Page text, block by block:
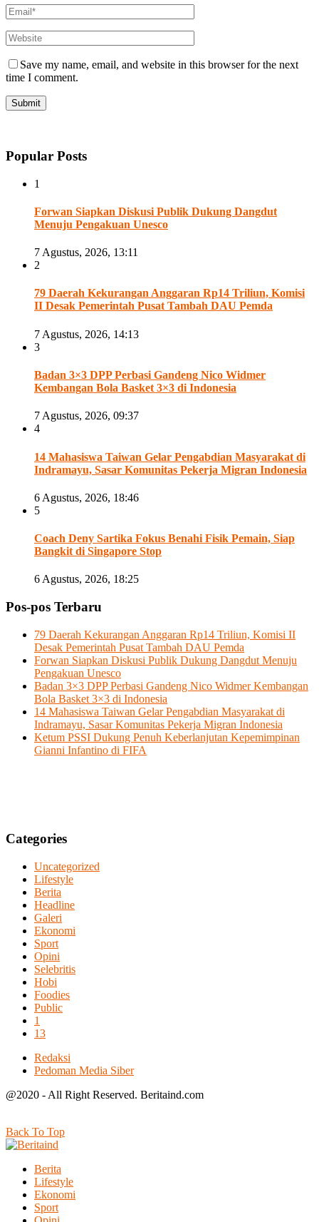
Save my name, email, and website in this browser for the next
time I comment.
Popular Posts
1
Forwan Siapkan Diskusi Publik Dukung Dangdut
Menuju Pengakuan Unesco
7 Agustus, 2026, 13:11
2
79 Daerah Kekurangan Anggaran Rp14 Triliun, Komisi
II Desak Pemerintah Pusat Tambah DAU Pemda
7 Agustus, 2026, 14:13
3
Badan 3×3 DPP Perbasi Gandeng Nico Widmer
Kembangan Bola Basket 3×3 di Indonesia
7 Agustus, 2026, 09:37
4
14 Mahasiswa Taiwan Gelar Pengabdian Masyarakat di
Indramayu, Sasar Komunitas Pekerja Migran Indonesia
6 Agustus, 2026, 18:46
5
Coach Deny Sartika Fokus Benahi Fisik Pemain, Siap
Bangkit di Singapore Stop
6 Agustus, 2026, 18:25
Pos-pos Terbaru
79 Daerah Kekurangan Anggaran Rp14 Triliun, Komisi II
Desak Pemerintah Pusat Tambah DAU Pemda
Forwan Siapkan Diskusi Publik Dukung Dangdut Menuju
Pengakuan Unesco
Badan 3×3 DPP Perbasi Gandeng Nico Widmer Kembangan
Bola Basket 3×3 di Indonesia
14 Mahasiswa Taiwan Gelar Pengabdian Masyarakat di
Indramayu, Sasar Komunitas Pekerja Migran Indonesia
Ketum PSSI Dukung Penuh Keberlanjutan Kepemimpinan
Gianni Infantino di FIFA
Categories
Uncategorized
Lifestyle
Berita
Headline
Galeri
Ekonomi
Sport
Opini
Selebritis
Hobi
Foodies
Public
1
13
Redaksi
Pedoman Media Siber
@2020 - All Right Reserved. Beritaind.com
Back To Top
Berita
Lifestyle
Ekonomi
Sport